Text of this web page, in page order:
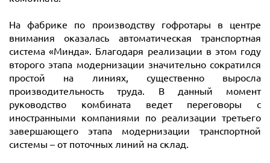
На фабрике по производству гофротары в центре
внимания оказалась автоматическая транспортная
система «Минда». Благодаря реализации в этом году
второго этапа модернизации значительно сократился
простой на линиях, существенно выросла
производительность труда. В данный момент
руководство комбината ведет переговоры с
иностранными компаниями по реализации третьего
завершающего этапа модернизации транспортной
системы – от поточных линий на склад.